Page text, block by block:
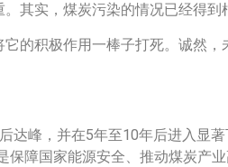
其实，煤炭污染的情况已经得到
的积极作用一棒子打死。诚然
峰，并在5年至10年后进入显
障国家能源安全、推动煤炭产